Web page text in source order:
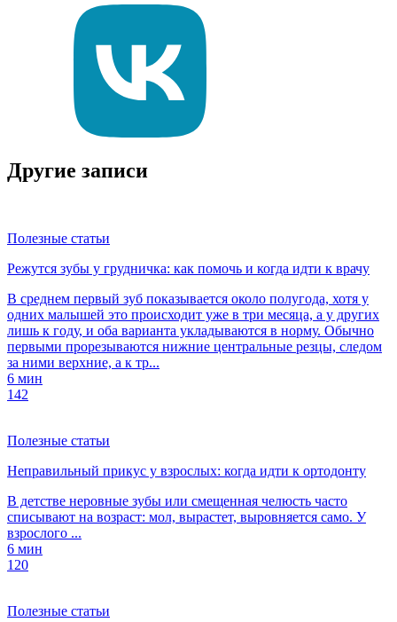
Другие записи
Полезные статьи
Режутся зубы у грудничка: как помочь и когда идти к врачу
В среднем первый зуб показывается около полугода, хотя у
одних малышей это происходит уже в три месяца, а у других
лишь к году, и оба варианта укладываются в норму. Обычно
первыми прорезываются нижние центральные резцы, следом
за ними верхние, а к тр...
6 мин
142
Полезные статьи
Неправильный прикус у взрослых: когда идти к ортодонту
В детстве неровные зубы или смещенная челюсть часто
списывают на возраст: мол, вырастет, выровняется само. У
взрослого ...
6 мин
120
Полезные статьи